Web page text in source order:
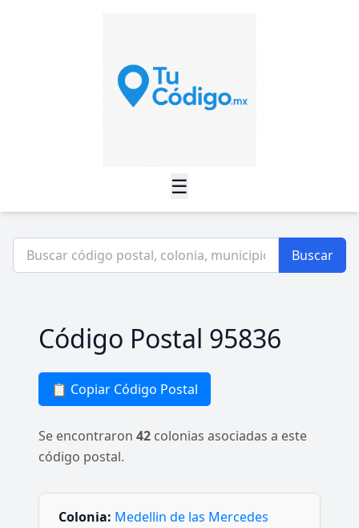
☰
Buscar
Código Postal 95836
📋 Copiar Código Postal
Se encontraron 42 colonias asociadas a este
código postal.
Colonia: Medellin de las Mercedes